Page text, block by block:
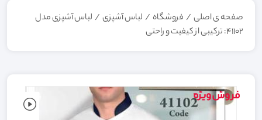
صفحه ی اصلی / فروشگاه / لباس آشپزی / لباس آشپزی مدل
41102: ترکیبی از کیفیت و راحتی